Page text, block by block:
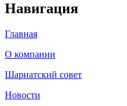
Навигация
Главная
О компании
Шариатский совет
Новости